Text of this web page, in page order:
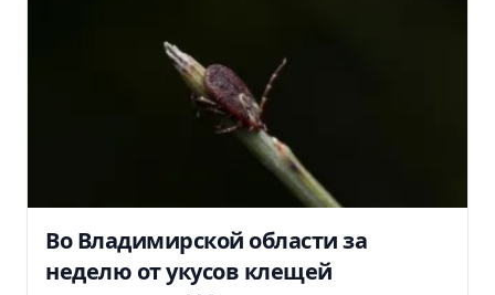
Во Владимирской области за
неделю от укусов клещей